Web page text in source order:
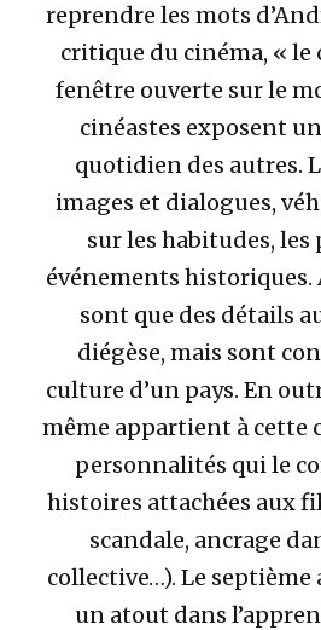
reprendre les mots
critique du cinéma, « le
fenêtre ouverte sur le
cinéastes exposent
quotidien des autres.
images et dialogues,
sur les habitudes, les
événements historiques.
sont que des détails
diégèse, mais sont
culture d’un pays. En
même appartient à cette
personnalités qui le
histoires attachées aux
scandale, ancrage
collective…). Le septième
un atout dans